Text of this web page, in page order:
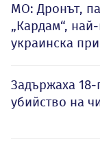
МО: Дронът,
„Кардам“,
украинска
Задържаха
убийство на